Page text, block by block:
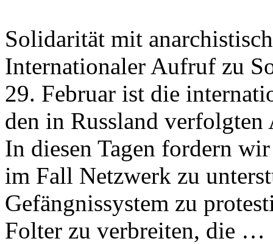
Solidarität mit
Internationaler Aufruf zu
29. Februar ist die
den in Russland
In diesen Tagen fordern
im Fall Netzwerk zu
Gefängnissystem zu
Folter zu verbreiten, die …